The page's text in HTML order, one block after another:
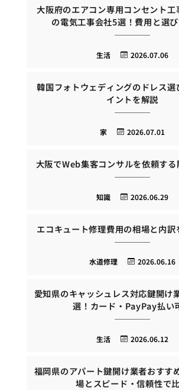
大阪府のエアコン専用コンセント工
の電気工事会社5選！費用と選
2026.07.06
生活
韓国フォトウェディングのドレス選
イントを解説
2026.07.01
家
大阪でWeb集客コンサルを依頼す
2026.06.29
知識
エコキュート修理費用の相場と内訳
2026.06.16
水道修理
愛知県のキャッシュレス対応鍵開け
選！カード・PayPay払い
2026.06.12
生活
福岡県のアパート鍵開け業者おすす
場とスピード・信頼性で